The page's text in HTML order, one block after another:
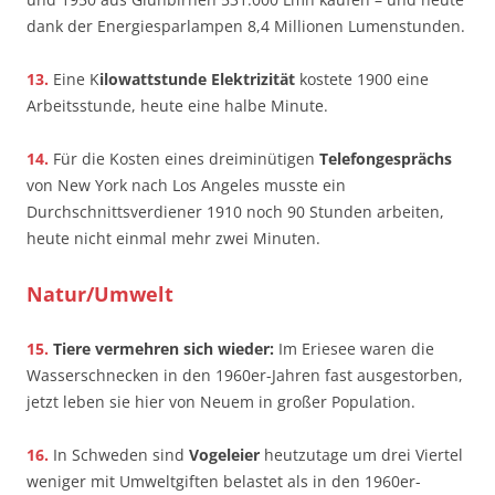
dank der Energiesparlampen 8,4 Millionen Lumenstunden.
13. Eine Kilowattstunde Elektrizität kostete 1900 eine
Arbeitsstunde, heute eine halbe Minute.
14. Für die Kosten eines dreiminütigen Telefongesprächs
von New York nach Los Angeles musste ein
Durchschnittsverdiener 1910 noch 90 Stunden arbeiten,
heute nicht einmal mehr zwei Minuten.
Natur/Umwelt
15. Tiere vermehren sich wieder: Im Eriesee waren die
Wasserschnecken in den 1960er-Jahren fast ausgestorben,
jetzt leben sie hier von Neuem in großer Population.
16. In Schweden sind Vogeleier heutzutage um drei Viertel
weniger mit Umweltgiften belastet als in den 1960er-